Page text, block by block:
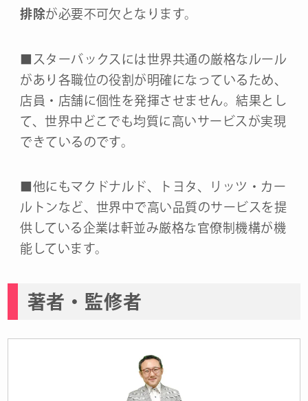
排除が必要不可欠となります。
■スターバックスには世界共通の厳格なルール
があり各職位の役割が明確になっているため、
店員・店舗に個性を発揮させません。結果とし
て、世界中どこでも均質に高いサービスが実現
できているのです。
■他にもマクドナルド、トヨタ、リッツ・カー
ルトンなど、世界中で高い品質のサービスを提
供している企業は軒並み厳格な官僚制機構が機
能しています。
著者・監修者